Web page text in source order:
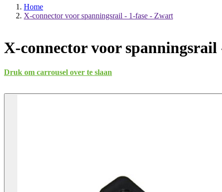
Home
X-connector voor spanningsrail - 1-fase - Zwart
X-connector voor
Druk om carrousel over te slaan